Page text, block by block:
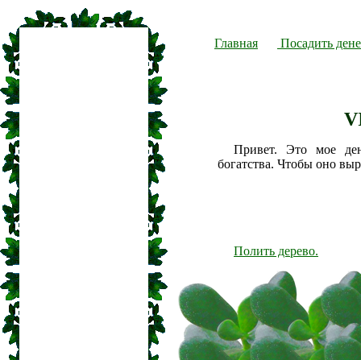
Главная Посадить
Привет. Это мое
богатства. Чтобы оно
Полить дерево.